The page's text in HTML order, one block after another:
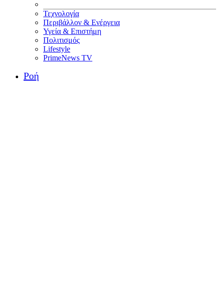
Τεχνολογία
Περιβάλλον & Ενέργεια
Υγεία & Επιστήμη
Πολιτισμός
Lifestyle
PrimeNews TV
Ροή